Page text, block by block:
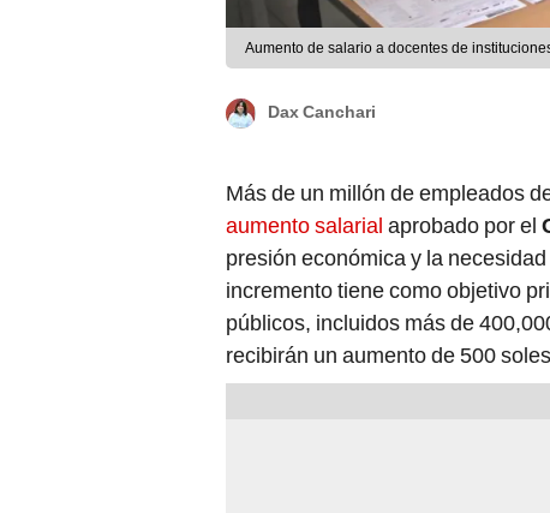
Aumento de salario a docentes de
Dax Canchari
Más de un millón de empleados
aumento salarial aprobado por el
presión económica y la
incremento tiene como objetivo
públicos, incluidos más de
recibirán un aumento de 500